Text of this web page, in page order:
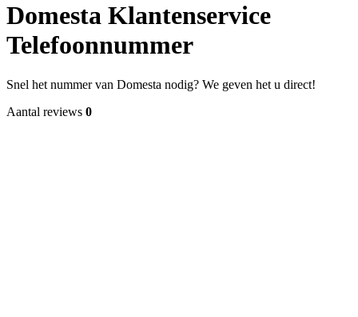
Domesta Klantenservice
Telefoonnummer
Snel het nummer van Domesta nodig? We geven het u direct!
Aantal reviews 0